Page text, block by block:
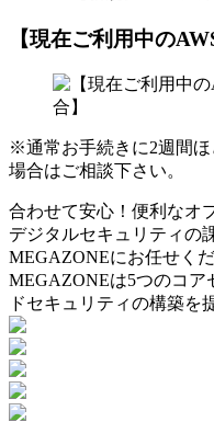
【現在ご利用中の
※通常お手続きに2週間
場合はご相談下さい。
合わせて安心！便利なオ
デジタルセキュリティの
MEGAZONEにお任せくだ
MEGAZONEは5つのコア
ドセキュリティの構築を